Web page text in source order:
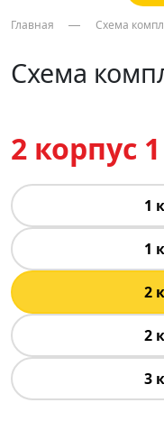
Главная Схема
Схема
2 корпус
1
1
2
2
3